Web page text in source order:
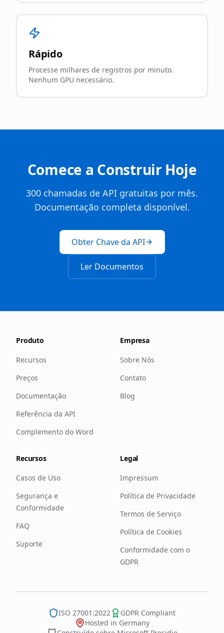
Rápido
Processe milhares de registros por minuto.
Nenhum GPU necessário.
Comece a Construir Hoje
300 chamadas de API gratuitas por mês.
Documentação completa disponível.
Obter Chave da API
Ler Documentos
Produto
Recursos
Preços
Documentação
Referência da API
Complemento do Word
Empresa
Sobre Nós
Contato
Blog
Recursos
Casos de Uso
Segurança e
Conformidade
FAQ
Suporte
Legal
Impressum
Política de Privacidade
Termos de Serviço
Política de Cookies
Conformidade com o
GDPR
ISO 27001:2022
GDPR Compliant
Hosted in Germany